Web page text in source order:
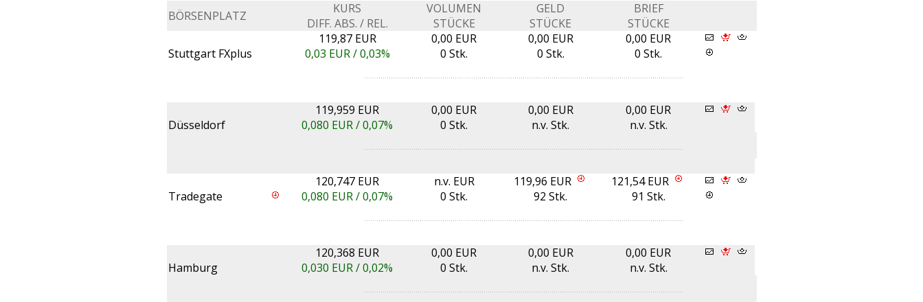
BÖRSENPLATZ
KURS
DIFF. ABS. / REL.
VOLUMEN
STÜCKE
GELD
STÜCKE
BRIEF
STÜCKE
Stuttgart FXplus
119,87 EUR
0,03 EUR /0,03%
0,00 EUR
0 Stk.
0,00 EUR
0 Stk.
0,00 EUR
0 Stk.
Düsseldorf
119,959 EUR
0,080 EUR /0,07%
0,00 EUR
0 Stk.
0,00 EUR
n.v. Stk.
0,00 EUR
n.v. Stk.
Tradegate
120,747 EUR
0,080 EUR /0,07%
n.v. EUR
0 Stk.
119,96 EUR
92 Stk.
121,54 EUR
91 Stk.
Hamburg
120,368 EUR
0,030 EUR /0,02%
0,00 EUR
0 Stk.
0,00 EUR
n.v. Stk.
0,00 EUR
n.v. Stk.